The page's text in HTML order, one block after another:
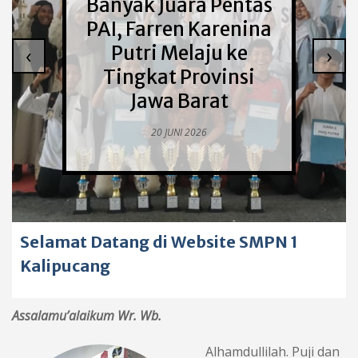
Banyak Juara Pentas
PAI, Farren Karenina
Putri Melaju ke
Tingkat Provinsi
Jawa Barat
20 JUNI 2026
‹ ›
Selamat Datang di Website SMPN 1
Kalipucang
Assalamu’alaikum Wr. Wb.
Alhamdullilah. Puji dan